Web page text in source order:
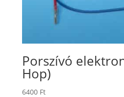
Porszívó
Hop)
6400 Ft